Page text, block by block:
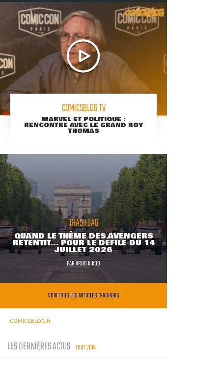
COMICSBLOG TV
MARVEL ET POLITIQUE :
RENCONTRE AVEC LE GRAND ROY
THOMAS
TRASHBAG
QUAND LE THÈME DES AVENGERS
RETENTIT... POUR LE DÉFILÉ DU 14
JUILLET 2026
PARARNO KIKOO
VOIR TOUS LES ARTICLES TRASHBAG
COMICSBLOG.fr
LES DERNIÈRES ACTUS TOUT VOIR